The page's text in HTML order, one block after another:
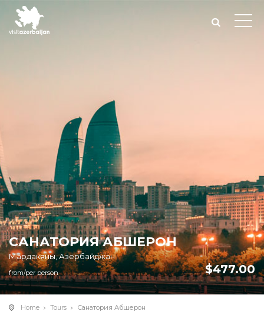
САНАТОРИЯ АБШЕРОН
Мардакяны, Азербайджан
from/per person $477.00
Home Tours Санатория Абшерон